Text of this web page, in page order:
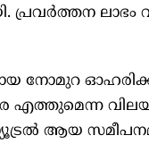
പ്രവർത്തന
നോമുറ
എത്തുമെന്ന
ആയ